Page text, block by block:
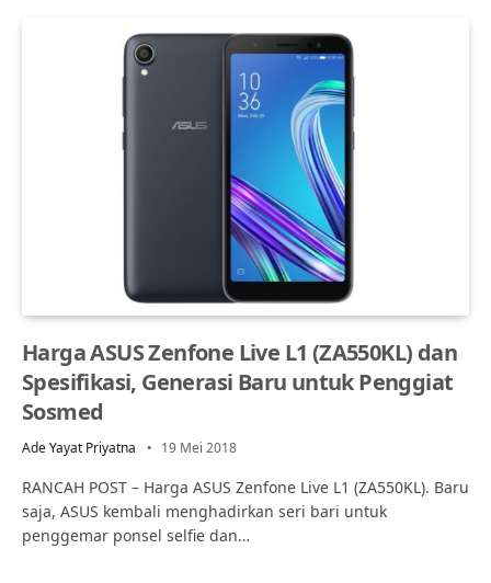
Harga ASUS Zenfone Live L1 (ZA550KL) dan
Spesifikasi, Generasi Baru untuk Penggiat
Sosmed
Ade Yayat Priyatna 19 Mei 2018
RANCAH POST – Harga ASUS Zenfone Live L1 (ZA550KL). Baru
saja, ASUS kembali menghadirkan seri bari untuk
penggemar ponsel selfie dan…